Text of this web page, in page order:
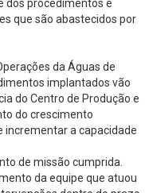
dos procedimentos e
que são abastecidos por
da Águas de
implantados vão
do Centro de Produção e
do crescimento
incrementar a capacidade
de missão cumprida.
da equipe que atuou